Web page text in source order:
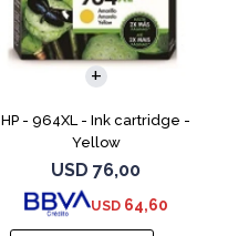
HP - 964XL - Ink cartridge -
Yellow
USD 76,00
USD 64,60